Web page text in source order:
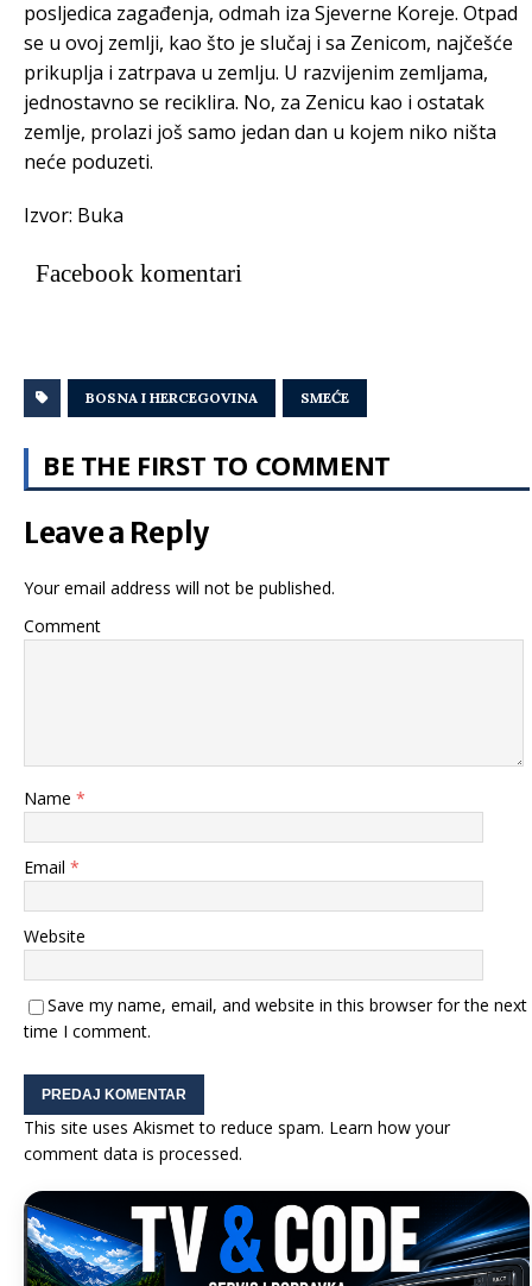
posljedica zagađenja, odmah iza Sjeverne Koreje. Otpad
se u ovoj zemlji, kao što je slučaj i sa Zenicom, najčešće
prikuplja i zatrpava u zemlju. U razvijenim zemljama,
jednostavno se reciklira. No, za Zenicu kao i ostatak
zemlje, prolazi još samo jedan dan u kojem niko ništa
neće poduzeti.
Izvor: Buka
Facebook komentari
BOSNA I HERCEGOVINA SMEĆE
BE THE FIRST TO COMMENT
Leave a Reply
Your email address will not be published.
Comment
Name *
Email *
Website
Save my name, email, and website in this browser for the next
time I comment.
This site uses Akismet to reduce spam. Learn how your
comment data is processed.